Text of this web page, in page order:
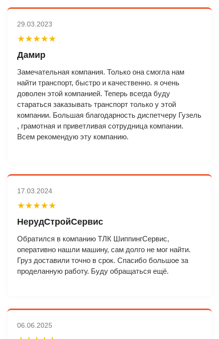
29.03.2023
★★★★★
Дамир
Замечательная компания. Только она смогла нам
найти транспорт, быстро и качественно. я очень
доволен этой компанией. Теперь всегда буду
стараться заказывать транспорт только у этой
компании. Большая благодарность диспетчеру Гузель
, грамотная и приветливая сотрудница компании.
Всем рекомендую эту компанию.
17.03.2024
★★★★★
НерудСтройСервис
Обратился в компанию ТЛК ШиппингСервис,
оперативно нашли машину, сам долго не мог найти.
Груз доставили точно в срок. Спасибо большое за
проделанную работу. Буду обращаться ещё.
06.06.2025